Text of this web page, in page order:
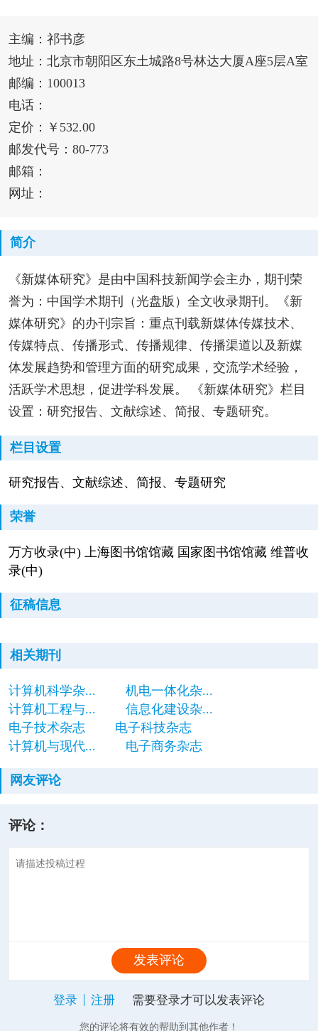
主编：祁书彦
地址：北京市朝阳区东土城路8号林达大厦A座5层A室
邮编：100013
电话：
定价：￥532.00
邮发代号：80-773
邮箱：
网址：
简介
《新媒体研究》是由中国科技新闻学会主办，期刊荣
誉为：中国学术期刊（光盘版）全文收录期刊。《新
媒体研究》的办刊宗旨：重点刊载新媒体传媒技术、
传媒特点、传播形式、传播规律、传播渠道以及新媒
体发展趋势和管理方面的研究成果，交流学术经验，
活跃学术思想，促进学科发展。 《新媒体研究》栏目
设置：研究报告、文献综述、简报、专题研究。
栏目设置
研究报告、文献综述、简报、专题研究
荣誉
万方收录(中) 上海图书馆馆藏 国家图书馆馆藏 维普收
录(中)
征稿信息
相关期刊
计算机科学杂...
机电一体化杂...
计算机工程与...
信息化建设杂...
电子技术杂志
电子科技杂志
计算机与现代...
电子商务杂志
网友评论
评论：
发表评论
登录 注册 需要登录才可以发表评论
您的评论将有效的帮助到其他作者！